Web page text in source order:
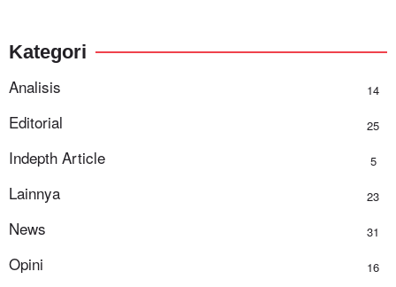
Kategori
Analisis
14
Editorial 25
Indepth Article 5
Lainnya 23
News 31
Opini 16